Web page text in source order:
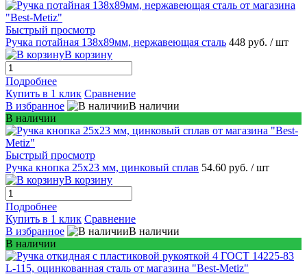
Быстрый просмотр
Ручка потайная 138х89мм, нержавеющая сталь 448 руб. / шт
В корзину
Подробнее
Купить в 1 клик Сравнение
В избранное
В наличии
В наличии
Быстрый просмотр
Ручка кнопка 25х23 мм, цинковый сплав 54.60 руб. / шт
В корзину
Подробнее
Купить в 1 клик Сравнение
В избранное
В наличии
В наличии